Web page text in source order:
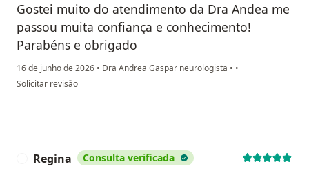
Gostei muito do atendimento da Dra Andea me
passou muita confiança e conhecimento!
Parabéns e obrigado
16 de junho de 2026 • Dra Andrea Gaspar neurologista • •
na opinião do utilizador Lucio Silveira
Solicitar revisão
Regina Consulta verificada